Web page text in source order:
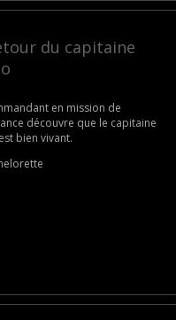
du capitaine
en mission de
découvre que le capitaine
bien vivant.